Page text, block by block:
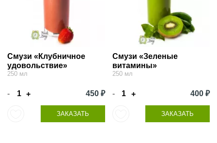
Смузи «Клубничное
удовольствие»
250 мл
- + 450 ₽
ЗАКАЗАТЬ
Смузи «Зеленые
витамины»
250 мл
- + 400 ₽
ЗАКАЗАТЬ